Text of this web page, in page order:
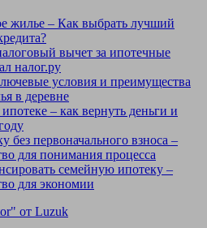
жилье – Как выбрать лучший
вычет за ипотечные
налог.ру
условия и преимущества
в деревне
– как вернуть деньги и
без первоначального взноса –
для понимания процесса
семейную ипотеку –
для экономии
от Luzuk